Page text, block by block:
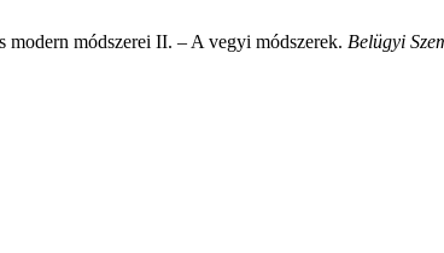
módszerei II. – A vegyi módszerek. Belügyi